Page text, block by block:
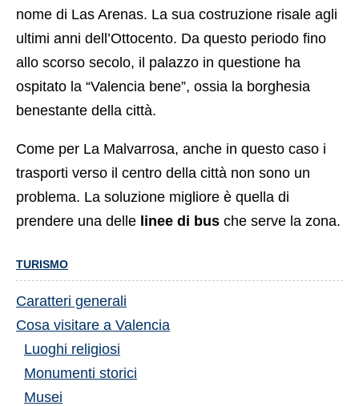
nome di Las Arenas. La sua costruzione risale agli
ultimi anni dell’Ottocento. Da questo periodo fino
allo scorso secolo, il palazzo in questione ha
ospitato la “Valencia bene”, ossia la borghesia
benestante della città.
Come per La Malvarrosa, anche in questo caso i
trasporti verso il centro della città non sono un
problema. La soluzione migliore è quella di
prendere una delle linee di bus che serve la zona.
TURISMO
Caratteri generali
Cosa visitare a Valencia
Luoghi religiosi
Monumenti storici
Musei